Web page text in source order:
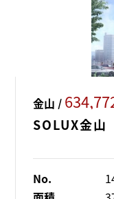
金山 /
SOLUX金
No.